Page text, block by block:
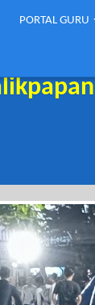
PORTAL GURU